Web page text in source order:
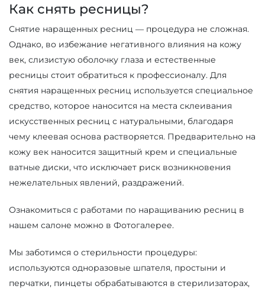
Как снять ресницы?
Снятие наращенных ресниц — процедура не сложная.
Однако, во избежание негативного влияния на кожу
век, слизистую оболочку глаза и естественные
ресницы стоит обратиться к профессионалу. Для
снятия наращенных ресниц используется специальное
средство, которое наносится на места склеивания
искусственных ресниц с натуральными, благодаря
чему клеевая основа растворяется. Предварительно на
кожу век наносится защитный крем и специальные
ватные диски, что исключает риск возникновения
нежелательных явлений, раздражений.
Ознакомиться с работами по наращиванию ресниц в
нашем салоне можно в Фотогалерее.
Мы заботимся о стерильности процедуры:
используются одноразовые шпателя, простыни и
перчатки, пинцеты обрабатываются в стерилизаторах,